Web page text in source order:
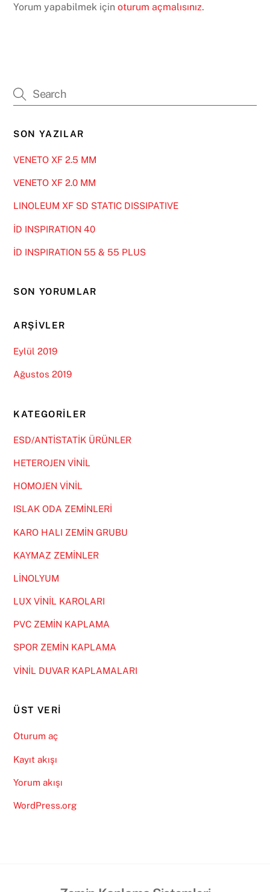
Yorum yapabilmek içinoturum açmalısınız.
SON YAZILAR
VENETO XF 2.5 MM
VENETO XF 2.0 MM
LINOLEUM XF SD STATIC DISSIPATIVE
İD INSPIRATION 40
İD INSPIRATION 55 & 55 PLUS
SON YORUMLAR
ARŞIVLER
Eylül 2019
Ağustos 2019
KATEGORILER
ESD/ANTİSTATİK ÜRÜNLER
HETEROJEN VİNİL
HOMOJEN VİNİL
ISLAK ODA ZEMİNLERİ
KARO HALI ZEMİN GRUBU
KAYMAZ ZEMİNLER
LİNOLYUM
LUX VİNİL KAROLARI
PVC ZEMİN KAPLAMA
SPOR ZEMİN KAPLAMA
VİNİL DUVAR KAPLAMALARI
ÜST VERI
Oturum aç
Kayıt akışı
Yorum akışı
WordPress.org